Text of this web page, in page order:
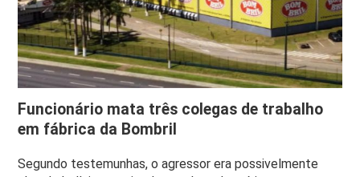
Funcionário mata três colegas de trabalho
em fábrica da Bombril
Segundo testemunhas, o agressor era possivelmente